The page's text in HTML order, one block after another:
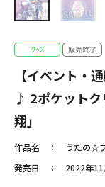
【イベント・
♪ 2ポケットク
翔」
作品名
うたの☆
発売日
2022年